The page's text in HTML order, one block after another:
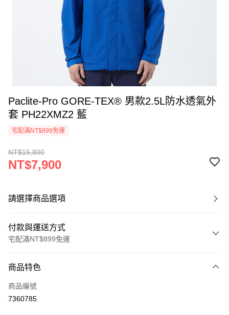
Paclite-Pro GORE-TEX® 男款2.5L防水透氣外
套 PH22XMZ2 藍
宅配滿NT$899免運
NT$15,800
NT$7,900
請選擇商品選項
付款與運送方式
宅配滿NT$899免運
信用卡一次付款
LINE Pay
商品特色
商品編號
7360785